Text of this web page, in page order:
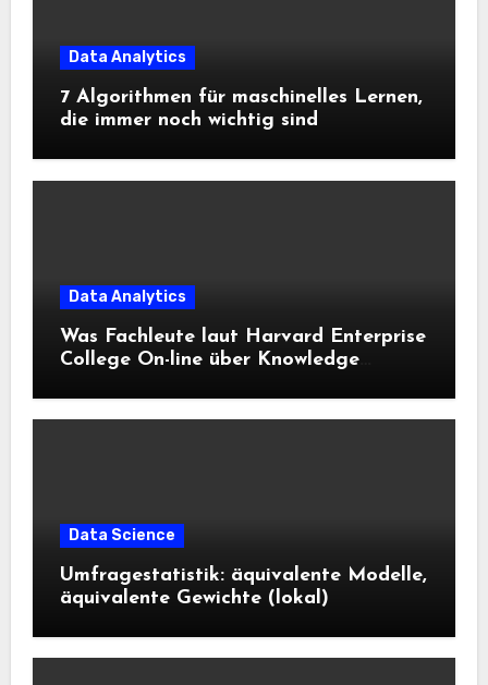
Data Analytics
7 Algorithmen für maschinelles Lernen,
die immer noch wichtig sind
Data Analytics
Was Fachleute laut Harvard Enterprise
College On-line über Knowledge
Data Science
Umfragestatistik: äquivalente Modelle,
äquivalente Gewichte (lokal)